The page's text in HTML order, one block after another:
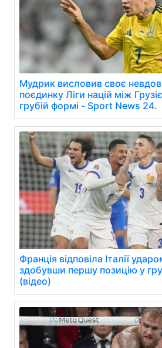
Мудрик висловив своє
поєдинку Ліги націй між
грубій формі - Sport News 24.
Франція відповіла Італії
здобувши першу позицію у
(відео)